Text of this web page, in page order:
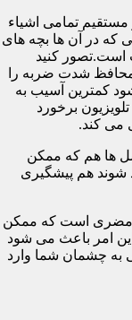
تمامی اشیاء
که در آن ها بچه های
کنید
شدت ضربه را
کمترین آسیب به
برخورد
می کند.
ها هم که ممکن
شوند هم پیشگیری
مضری است که ممکن
امر باعث می شود
به چشمان شما وارد